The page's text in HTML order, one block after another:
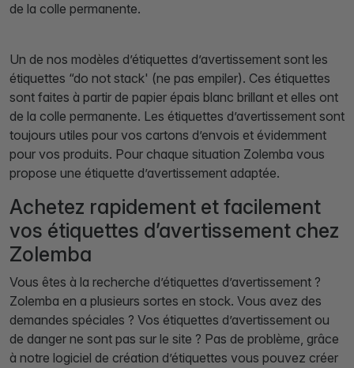
de la colle permanente.
Un de nos modèles d’étiquettes d’avertissement sont les
étiquettes “do not stack' (ne pas empiler). Ces étiquettes
sont faites à partir de papier épais blanc brillant et elles ont
de la colle permanente. Les étiquettes d’avertissement sont
toujours utiles pour vos cartons d’envois et évidemment
pour vos produits. Pour chaque situation Zolemba vous
propose une étiquette d’avertissement adaptée.
Achetez rapidement et facilement
vos étiquettes d’avertissement chez
Zolemba
Vous êtes à la recherche d’étiquettes d’avertissement ?
Zolemba en a plusieurs sortes en stock. Vous avez des
demandes spéciales ? Vos étiquettes d’avertissement ou
de danger ne sont pas sur le site ? Pas de problème, grâce
à notre logiciel de création d’étiquettes vous pouvez créer